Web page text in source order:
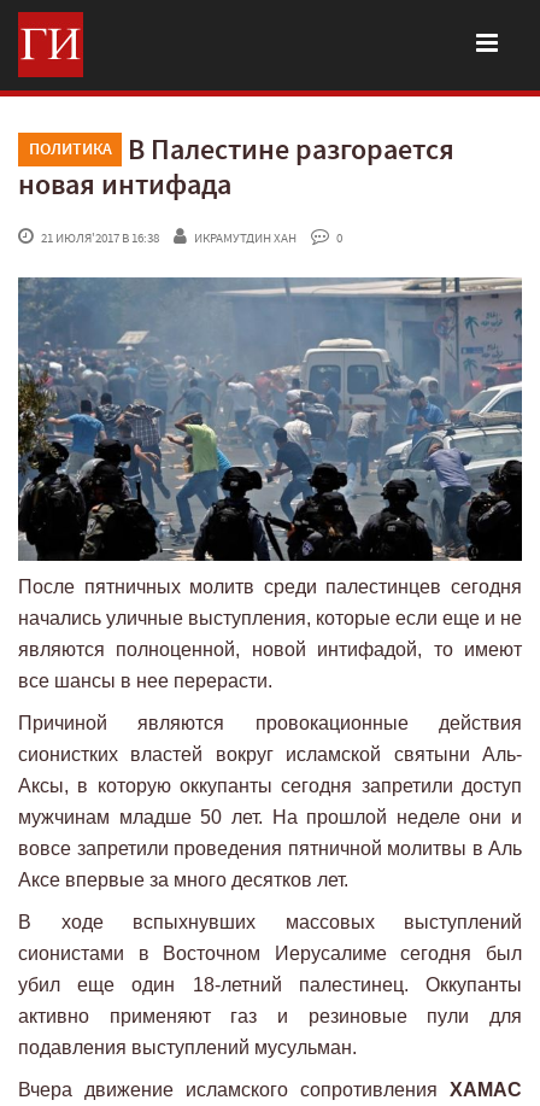
ПОЛИТИКА
В Палестине разгорается
новая интифада
21 ИЮЛЯ'2017 В 16:38 ИКРАМУТДИН ХАН 0
После пятничных молитв среди палестинцев сегодня
начались уличные выступления, которые если еще и не
являются полноценной, новой интифадой, то имеют
все шансы в нее перерасти.
Причиной являются провокационные действия
сионистких властей вокруг исламской святыни Аль-
Аксы, в которую оккупанты сегодня запретили доступ
мужчинам младше 50 лет. На прошлой неделе они и
вовсе запретили проведения пятничной молитвы в Аль
Аксе впервые за много десятков лет.
В ходе вспыхнувших массовых выступлений
сионистами в Восточном Иерусалиме сегодня был
убил еще один 18-летний палестинец. Оккупанты
активно применяют газ и резиновые пули для
подавления выступлений мусульман.
Вчера движение исламского сопротивления ХАМАС